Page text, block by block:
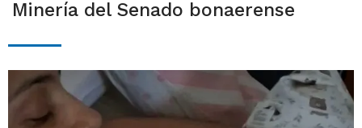
Minería del Senado bonaerense